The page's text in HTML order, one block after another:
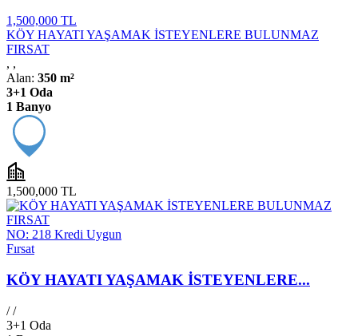
1,500,000 TL
KÖY HAYATI YAŞAMAK İSTEYENLERE BULUNMAZ
FIRSAT
, ,
Alan: 350 m²
3+1 Oda
1 Banyo
1,500,000 TL
NO: 218 Kredi Uygun
Fırsat
KÖY HAYATI YAŞAMAK İSTEYENLERE...
/ /
3+1 Oda